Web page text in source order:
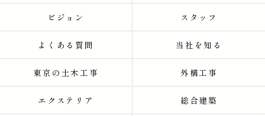
ビジョン スタッフ
よくある質問 当社を知る
東京の土木工事 外構工事
エクステリア 総合建築